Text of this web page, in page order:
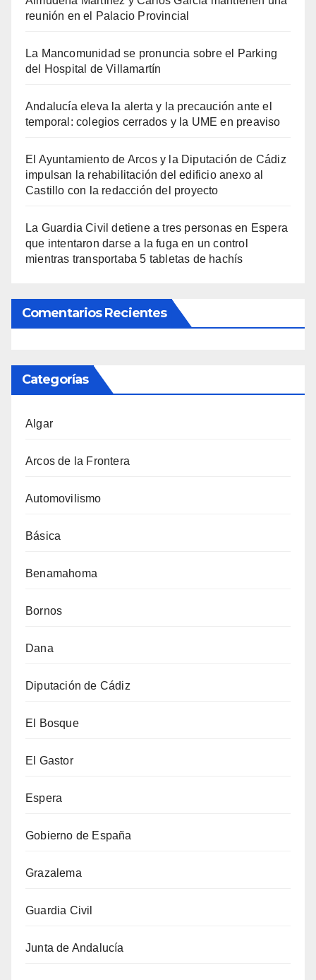
reunión en el Palacio Provincial
La Mancomunidad se pronuncia sobre el Parking
del Hospital de Villamartín
Andalucía eleva la alerta y la precaución ante el
temporal: colegios cerrados y la UME en preaviso
El Ayuntamiento de Arcos y la Diputación de Cádiz
impulsan la rehabilitación del edificio anexo al
Castillo con la redacción del proyecto
La Guardia Civil detiene a tres personas en Espera
que intentaron darse a la fuga en un control
mientras transportaba 5 tabletas de hachís
Comentarios Recientes
Categorías
Algar
Arcos de la Frontera
Automovilismo
Básica
Benamahoma
Bornos
Dana
Diputación de Cádiz
El Bosque
El Gastor
Espera
Gobierno de España
Grazalema
Guardia Civil
Junta de Andalucía